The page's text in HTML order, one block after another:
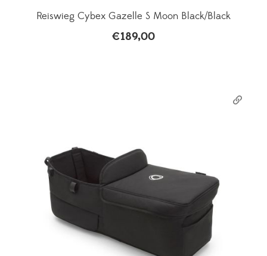
Reiswieg Cybex Gazelle S Moon Black/Black
€189,00